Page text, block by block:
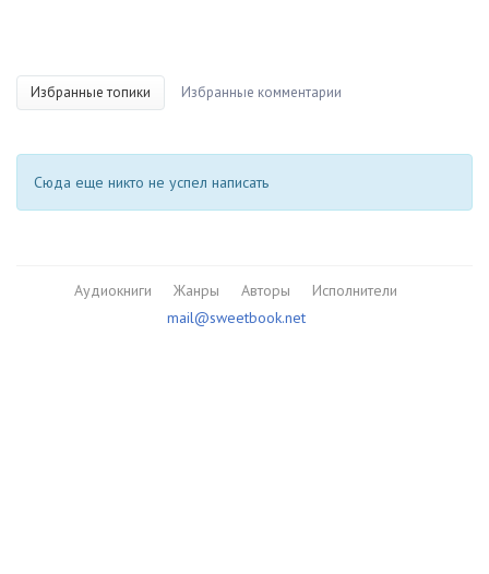
Избранные топики Избранные комментарии
Сюда еще никто не успел написать
Аудиокниги Жанры Авторы
Исполнители
mail@sweetbook.net